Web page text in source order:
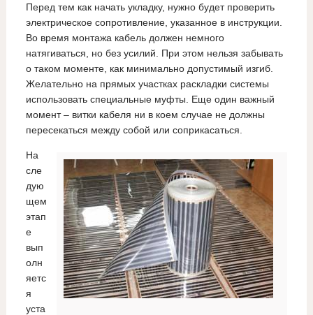
Перед тем как начать укладку, нужно будет проверить
электрическое сопротивление, указанное в инструкции.
Во время монтажа кабель должен немного
натягиваться, но без усилий. При этом нельзя забывать
о таком моменте, как минимально допустимый изгиб.
Желательно на прямых участках раскладки системы
использовать специальные муфты. Еще один важный
момент – витки кабеля ни в коем случае не должны
пересекаться между собой или соприкасаться.
На
сле
дую
щем
этап
е
вып
олн
яетс
я
уста